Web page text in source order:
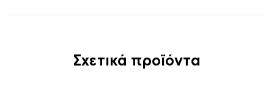
Σχετικά προϊόντα